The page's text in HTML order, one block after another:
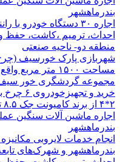
بندرماهشهر
اجاره ۳۰ دستگاه خودرو با راننده ، جهت انجام کلیه خدمات نقلیه ای
احداث، ترمیم ،کاشت، حفظ
منطقه دو- ناحیه صنعتی
شهربازی پارک خورسیف
مساحت ۱۵۰۰ متر
مجموعه گردشگری خور
۲*۴ از برند کامیونت جک ۸.۵ تن تک کابین با کاربری آتش نشانی
اجاره ماشین آلات سنگین
بندرماهشهر
انجام خدمات لایروبی
بندرماهشهر و شهرک‌های